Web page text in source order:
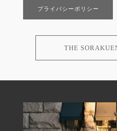
プライバシーポリシー
THE